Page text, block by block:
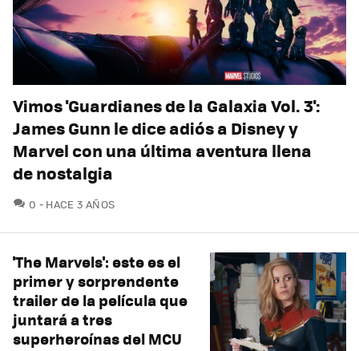
Vimos 'Guardianes de la Galaxia Vol. 3':
James Gunn le dice adiós a Disney y
Marvel con una última aventura llena
de nostalgia
0 COMENTARIOS
HACE 3 AÑOS
'The Marvels': este es el
primer y sorprendente
trailer de la película que
juntará a tres
superheroínas del MCU